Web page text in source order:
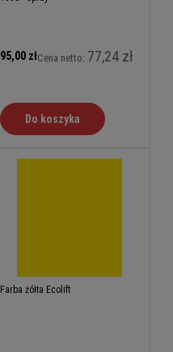
95,00 złCena netto: 77,24 zł
Do koszyka
Farba żółta Ecolift